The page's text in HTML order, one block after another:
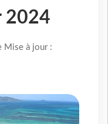
2024
Mise à jour :